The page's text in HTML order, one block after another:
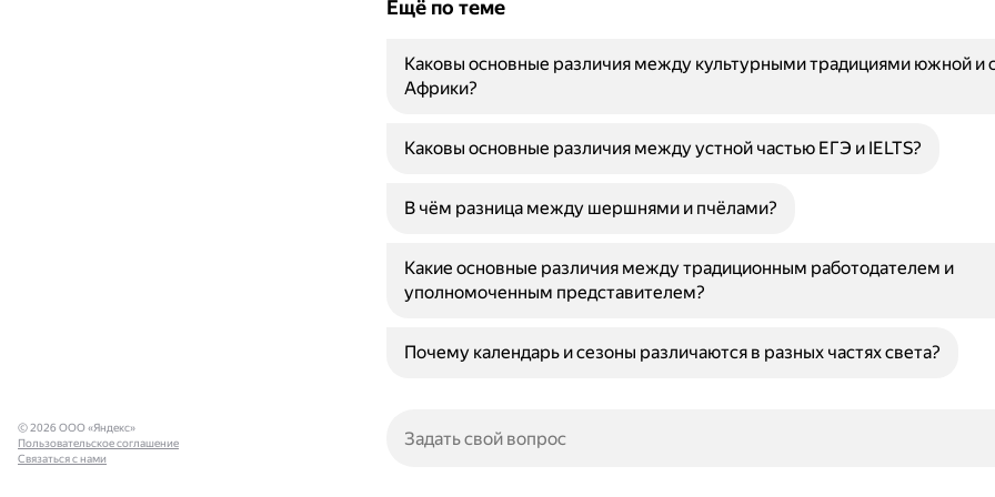
Ещё по теме
Каковы основные различия между культурными традициями южной и
Африки?
Каковы основные различия между устной частью ЕГЭ и IELTS?
В чём разница между шершнями и пчёлами?
Какие основные различия между традиционным работодателем и
уполномоченным представителем?
Почему календарь и сезоны различаются в разных частях света?
© 2026 ООО «Яндекс»
Пользовательское соглашение
Связаться с нами